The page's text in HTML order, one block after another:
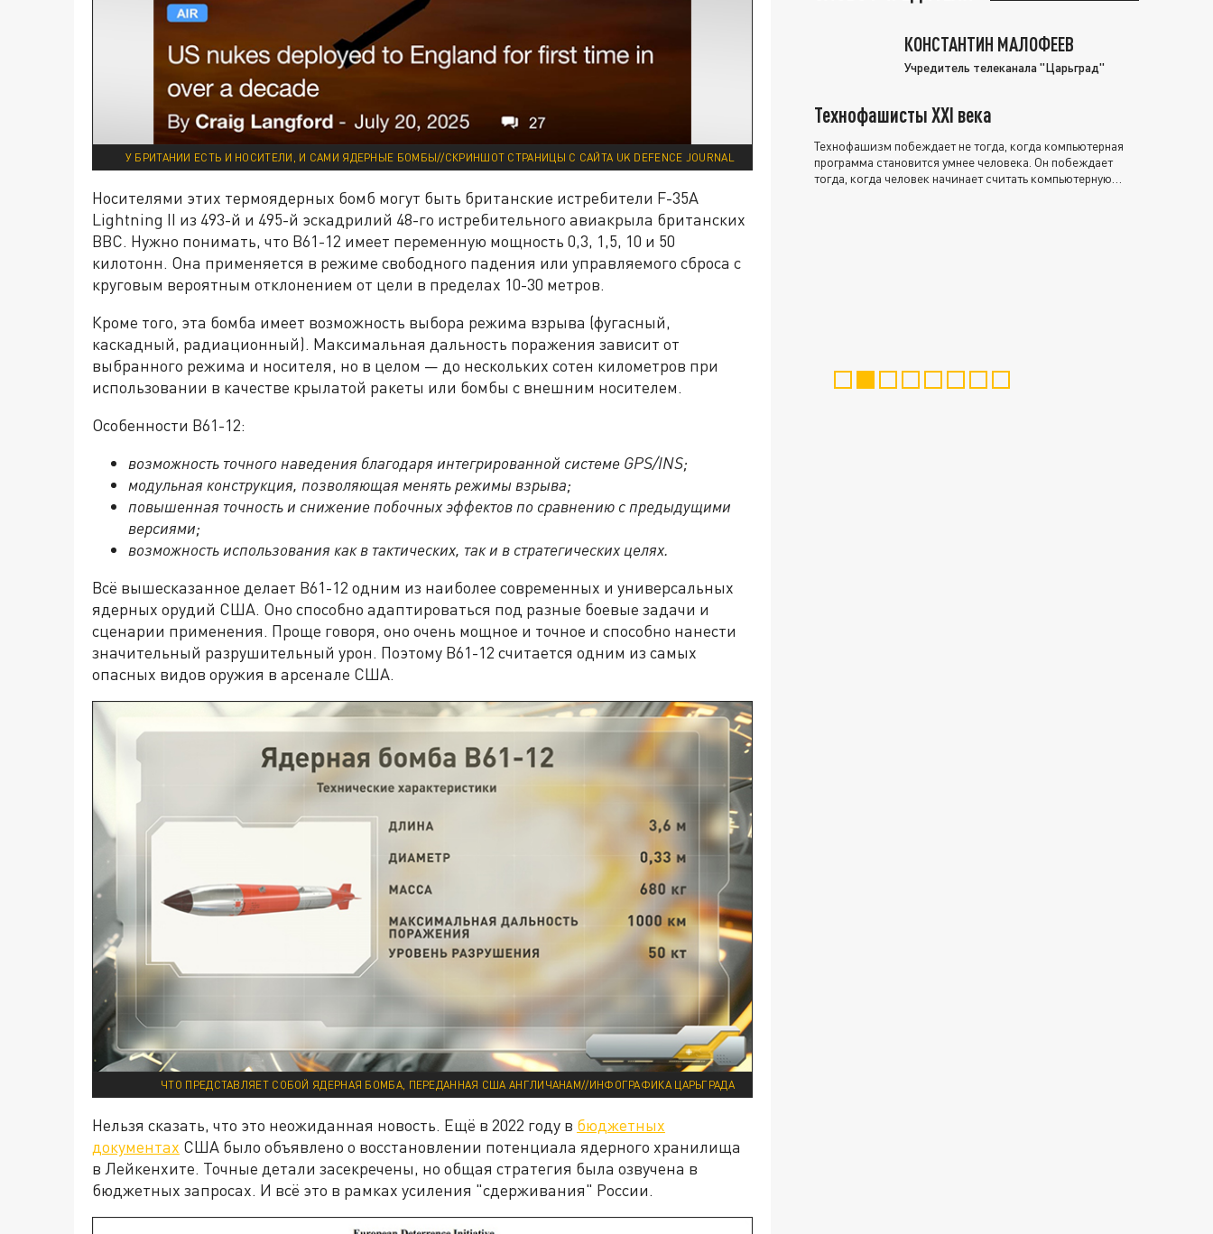
У БРИТАНИИ ЕСТЬ И НОСИТЕЛИ, И САМИ ЯДЕРНЫЕ БОМБЫ//СКРИНШОТ СТРАНИЦЫ С САЙТА UK DEFENCE JOURNAL
Носителями этих термоядерных бомб могут быть британские истребители F-35A
Lightning II из 493-й и 495-й эскадрилий 48-го истребительного авиакрыла британских
ВВС. Нужно понимать, что B61-12 имеет переменную мощность 0,3, 1,5, 10 и 50
килотонн. Она применяется в режиме свободного падения или управляемого сброса с
круговым вероятным отклонением от цели в пределах 10-30 метров.
Кроме того, эта бомба имеет возможность выбора режима взрыва (фугасный,
каскадный, радиационный). Максимальная дальность поражения зависит от
выбранного режима и носителя, но в целом — до нескольких сотен километров при
использовании в качестве крылатой ракеты или бомбы с внешним носителем.
Особенности B61-12:
возможность точного наведения благодаря интегрированной системе GPS/INS;
модульная конструкция, позволяющая менять режимы взрыва;
повышенная точность и снижение побочных эффектов по сравнению с предыдущими
версиями;
возможность использования как в тактических, так и в стратегических целях.
Всё вышесказанное делает B61-12 одним из наиболее современных и универсальных
ядерных орудий США. Оно способно адаптироваться под разные боевые задачи и
сценарии применения. Проще говоря, оно очень мощное и точное и способно нанести
значительный разрушительный урон. Поэтому B61-12 считается одним из самых
опасных видов оружия в арсенале США.
ЧТО ПРЕДСТАВЛЯЕТ СОБОЙ ЯДЕРНАЯ БОМБА, ПЕРЕДАННАЯ США АНГЛИЧАНАМ//ИНФОГРАФИКА ЦАРЬГРАДА
Нельзя сказать, что это неожиданная новость. Ещё в 2022 году в бюджетных
документах США было объявлено о восстановлении потенциала ядерного хранилища
в Лейкенхите. Точные детали засекречены, но общая стратегия была озвучена в
бюджетных запросах. И всё это в рамках усиления "сдерживания" России.
КОНСТАНТИН МАЛОФЕЕВ
Учредитель телеканала "Царьград"
Технофашисты XXI века
Технофашизм побеждает не тогда, когда компьютерная
программа становится умнее человека. Он побеждает
тогда, когда человек начинает считать компьютерную